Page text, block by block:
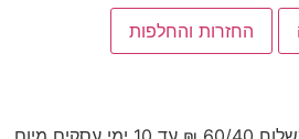
החזרות והחלפות